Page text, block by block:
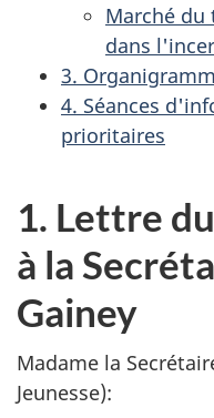
Marché du
dans
3.
4. Séances
prioritaires
1. Lettre
à la
Gainey
Madame la
Jeunesse):